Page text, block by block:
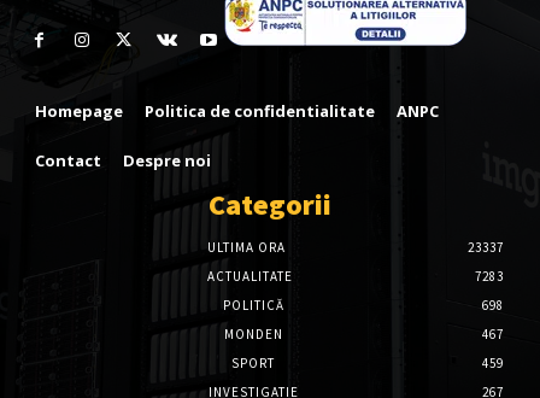
Homepage Politica de confidentialitate ANPC
Contact Despre noi
Categorii
ULTIMA ORA
23337
ACTUALITATE
7283
POLITICĂ
698
MONDEN
467
SPORT
459
INVESTIGATIE
267